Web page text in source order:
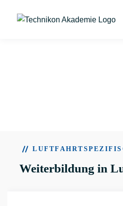
Weiterbildung in